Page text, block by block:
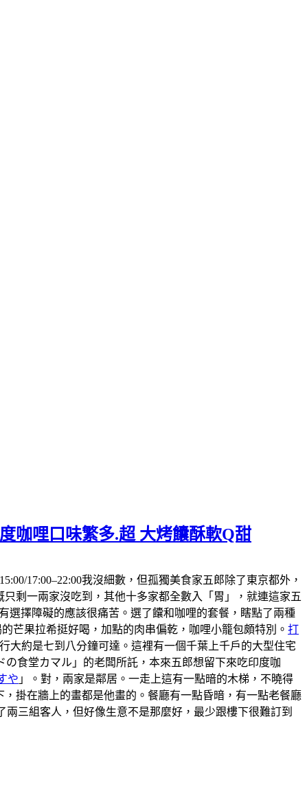
咖哩口味繁多.超 大烤饢酥軟Q甜
17:00–22:00我沒細數，但孤獨美食家五郎除了東京都外，
剩一兩家沒吃到，其他十多家都全數入「胃」，就連這家五
選擇障礙的應該很痛苦。選了饢和咖哩的套餐，瞎點了兩種
芒果拉希挺好喝，加點的肉串偏乾，咖哩小籠包頗特別。 打
大約是七到八分鐘可達。這裡有一個千葉上千戶的大型住宅
食堂カマル」的老闆所託，本來五郎想留下來吃印度咖
や 」。對，兩家是鄰居。一走上這有一點暗的木梯，不曉得
掛在牆上的畫都是他畫的。餐廳有一點昏暗，有一點老餐廳
三組客人，但好像生意不是那麼好，最少跟樓下很難訂到